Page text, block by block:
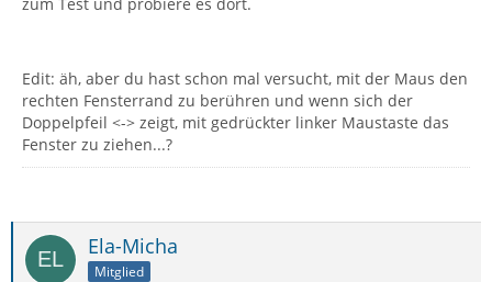
Edit: äh, aber du hast schon mal versucht, mit der Maus den
rechten Fensterrand zu berühren und wenn sich der
Doppelpfeil <-> zeigt, mit gedrückter linker Maustaste das
Fenster zu ziehen...?
Ela-Micha
Mitglied